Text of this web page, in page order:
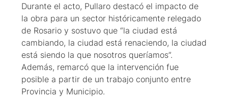
Durante el acto, Pullaro destacó el impacto de
la obra para un sector históricamente relegado
de Rosario y sostuvo que “la ciudad está
cambiando, la ciudad está renaciendo, la ciudad
está siendo la que nosotros queríamos”.
Además, remarcó que la intervención fue
posible a partir de un trabajo conjunto entre
Provincia y Municipio.